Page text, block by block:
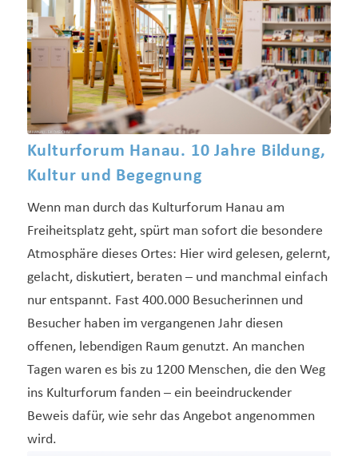
Kulturforum Hanau. 10 Jahre Bildung,
Kultur und Begegnung
Wenn man durch das Kulturforum Hanau am
Freiheitsplatz geht, spürt man sofort die besondere
Atmosphäre dieses Ortes: Hier wird gelesen, gelernt,
gelacht, diskutiert, beraten – und manchmal einfach
nur entspannt. Fast 400.000 Besucherinnen und
Besucher haben im vergangenen Jahr diesen
offenen, lebendigen Raum genutzt. An manchen
Tagen waren es bis zu 1200 Menschen, die den Weg
ins Kulturforum fanden – ein beeindruckender
Beweis dafür, wie sehr das Angebot angenommen
wird.